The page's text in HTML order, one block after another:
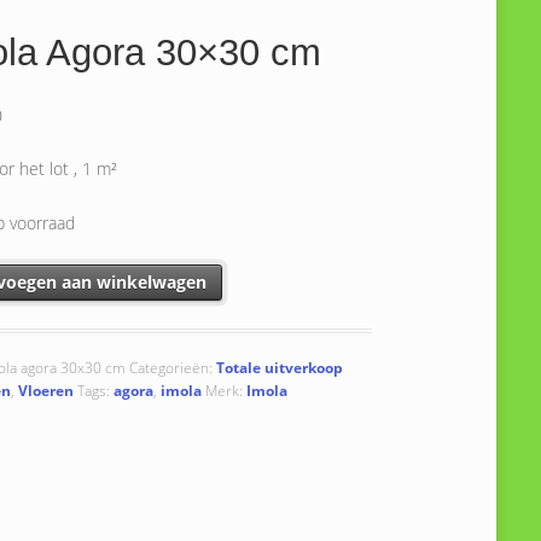
Agora 30×30 cm
het lot , 1 m²
voorraad
30x30 cm aantal
aan winkelwagen
agora 30x30 cm Categorieën: Totale uitverkoop
, Vloeren Tags: agora, imola Merk: Imola